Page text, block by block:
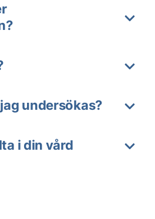
undersökas?
i din vård